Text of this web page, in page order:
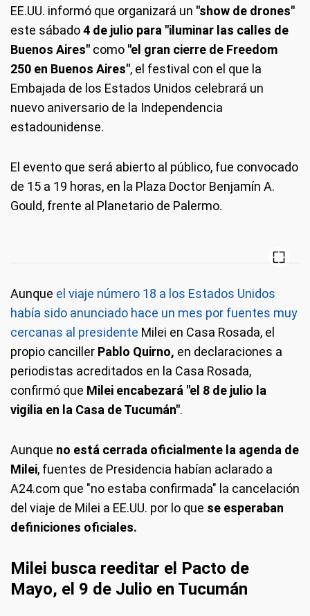
EE.UU. informó que organizará un "show de drones"
este sábado4 de julio para "iluminar las calles de
Buenos Aires" como "el gran cierre de Freedom
250 en Buenos Aires", el festival con el que la
Embajada de los Estados Unidos celebrará un
nuevo aniversario de la Independencia
estadounidense.
El evento que será abierto al público, fue convocado
de 15 a 19 horas, en la Plaza Doctor Benjamín A.
Gould, frente al Planetario de Palermo.
Aunque el viaje número 18 a los Estados Unidos
había sido anunciado hace un mes por fuentes muy
cercanas al presidente Milei en Casa Rosada, el
propio canciller Pablo Quirno, en declaraciones a
periodistas acreditados en la Casa Rosada,
confirmó que Milei encabezará "el 8 de julio la
vigilia en la Casa de Tucumán".
Aunque no está cerrada oficialmente la agenda de
Milei, fuentes de Presidencia habían aclarado a
A24.com que "no estaba confirmada" la cancelación
del viaje de Milei a EE.UU. por lo que se esperaban
definiciones oficiales.
Milei busca reeditar el Pacto de
Mayo, el 9 de Julio en Tucumán